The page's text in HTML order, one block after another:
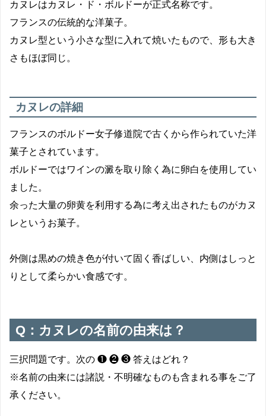
カヌレはカヌレ・ド・ボルドーが正式名称です。
フランスの伝統的な洋菓子。
カヌレ型という小さな型に入れて焼いたもので、形も大き
さもほぼ同じ。
カヌレの詳細
フランスのボルドー女子修道院で古くから作られていた洋
菓子とされています。
ボルドーではワインの澱を取り除く為に卵白を使用してい
ました。
余った大量の卵黄を利用する為に考え出されたものがカヌ
レというお菓子。
外側は黒めの焼き色が付いて固く香ばしい、内側はしっと
りとして柔らかい食感です。
Q：カヌレの名前の由来は？
三択問題です。次の ❶ ❷ ❸ 答えはどれ？
※名前の由来には諸説・不明確なものも含まれる事をご了
承ください。